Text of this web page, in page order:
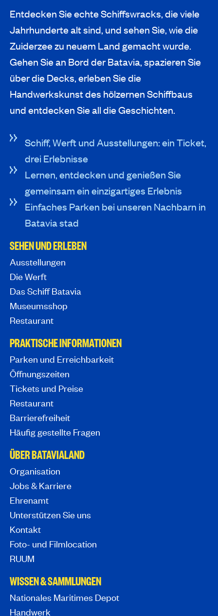
Entdecken Sie echte Schiffswracks, die viele
Jahrhunderte alt sind, und sehen Sie, wie die
Zuiderzee zu neuem Land gemacht wurde.
Gehen Sie an Bord der Batavia, spazieren Sie
über die Decks, erleben Sie die
Handwerkskunst des hölzernen Schiffbaus
und entdecken Sie all die Geschichten.
Schiff, Werft und Ausstellungen: ein Ticket,
drei Erlebnisse
Lernen, entdecken und genießen Sie
gemeinsam ein einzigartiges Erlebnis
Einfaches Parken bei unseren Nachbarn in
Batavia stad
SEHEN UND ERLEBEN
Ausstellungen
Die Werft
Das Schiff Batavia
Museumsshop
Restaurant
PRAKTISCHE INFORMATIONEN
Parken und Erreichbarkeit
Öffnungszeiten
Tickets und Preise
Restaurant
Barrierefreiheit
Häufig gestellte Fragen
ÜBER BATAVIALAND
Organisation
Jobs & Karriere
Ehrenamt
Unterstützen Sie uns
Kontakt
Foto- und Filmlocation
RUUM
WISSEN & SAMMLUNGEN
Nationales Maritimes Depot
Handwerk